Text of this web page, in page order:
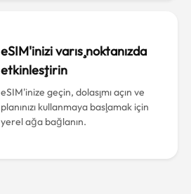
eSIM'inizi varış noktanızda
etkinleştirin
eSIM'inize geçin, dolaşımı açın ve
planınızı kullanmaya başlamak için
yerel ağa bağlanın.